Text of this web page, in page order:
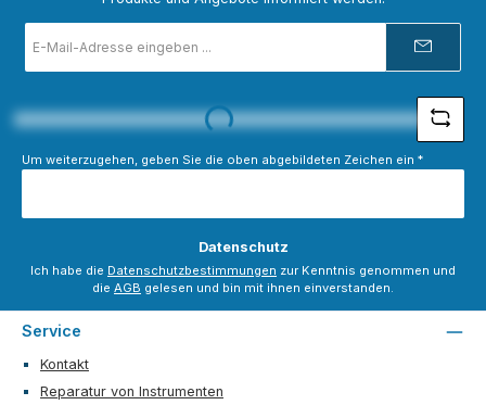
Mail-
Adresse
Loading...
Um weiterzugehen, geben Sie die oben abgebildeten Zeichen ein *
Datenschutz
Ich habe die Datenschutzbestimmungen zur Kenntnis genommen und
die AGB gelesen und bin mit ihnen einverstanden.
Service
Kontakt
Reparatur von Instrumenten